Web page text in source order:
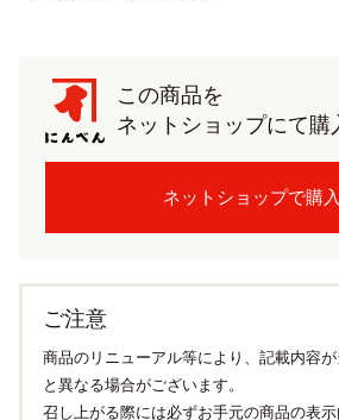
この商品を
ネットショップにて購
ネットショップで購入
ご注意
商品のリニューアル等により、記載内容
と異なる場合がございます。
召し上がる際には必ずお手元の商品の表